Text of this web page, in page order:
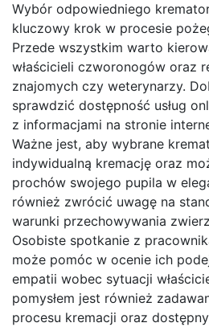
Wybór odpowiedniego
kluczowy krok w procesie
Przede wszystkim warto
właścicieli czworonogów oraz
znajomych czy weterynarzy.
sprawdzić dostępność usług
z informacjami na stronie
Ważne jest, aby wybrane
indywidualną kremację oraz
prochów swojego pupila w
również zwrócić uwagę na
warunki przechowywania
Osobiste spotkanie z
może pomóc w ocenie ich
empatii wobec sytuacji
pomysłem jest również
procesu kremacji oraz